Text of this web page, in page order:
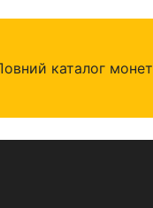
каталог монет